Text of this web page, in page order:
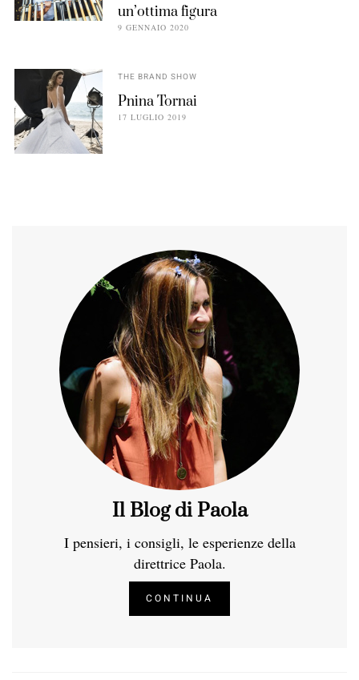
un’ottima figura
9 GENNAIO 2020
THE BRAND SHOW
Pnina Tornai
17 LUGLIO 2019
Il Blog di Paola
I pensieri, i consigli, le esperienze della
direttrice Paola.
CONTINUA